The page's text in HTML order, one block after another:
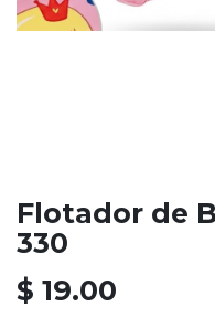
Flotador de
330
$ 19.00